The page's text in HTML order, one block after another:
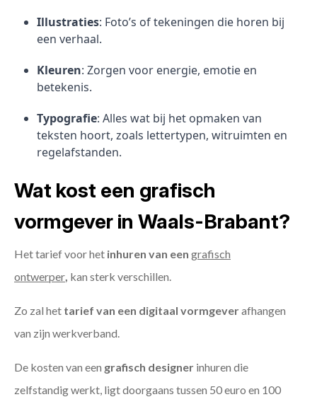
Illustraties: Foto’s of tekeningen die horen bij
een verhaal.
Kleuren: Zorgen voor energie, emotie en
betekenis.
Typografie: Alles wat bij het opmaken van
teksten hoort, zoals lettertypen, witruimten en
regelafstanden.
Wat kost een grafisch
vormgever in Waals-Brabant?
Het tarief voor het inhuren van een grafisch
ontwerper kan sterk verschillen.
Zo zal het tarief van een digitaal vormgeverafhangen
van zijn werkverband.
De kosten van een grafisch designer inhuren die
zelfstandig werkt, ligt doorgaans tussen 50 euro en 100